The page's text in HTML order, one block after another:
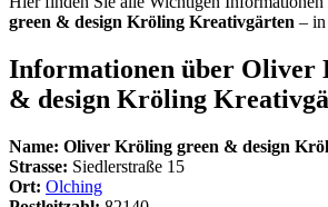
green & design Kröling Kreativgärten – in
Informationen über Oliver
& design Kröling
Name: Oliver Kröling green & design
Strasse: Siedlerstraße 15
Ort: Olching